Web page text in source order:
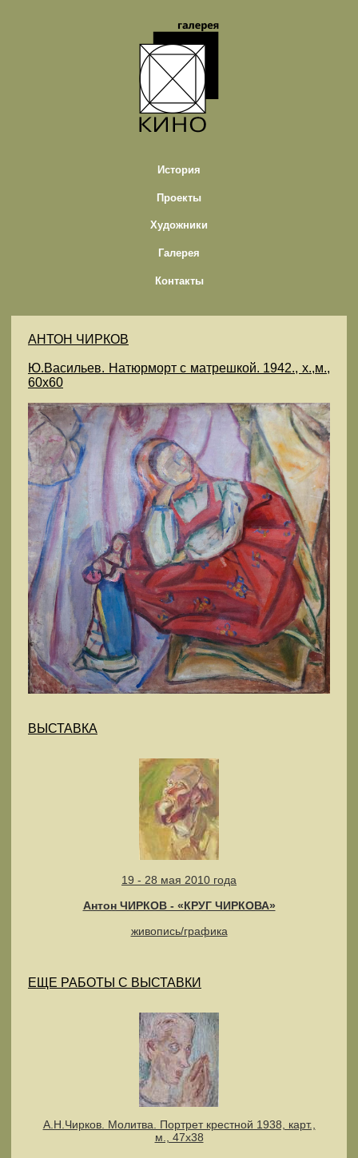
История
Проекты
Художники
Галерея
Контакты
АНТОН ЧИРКОВ
Ю.Васильев. Натюрморт с матрешкой. 1942., х.,м.,
60х60
ВЫСТАВКА
19 - 28 мая 2010 года
Антон ЧИРКОВ - «КРУГ ЧИРКОВА»
живопись/графика
ЕЩЕ РАБОТЫ С ВЫСТАВКИ
А.Н.Чирков. Молитва. Портрет крестной 1938, карт.,
м., 47х38